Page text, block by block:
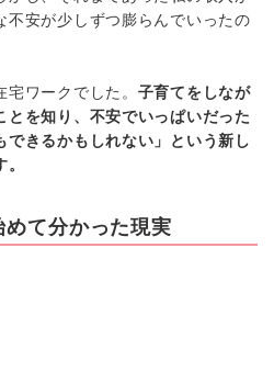
不安が少しずつ膨らんでいったの
ワークでした。 子育てをしなが
とを知り、不安でいっぱいだった
きるかもしれない」という新し
て分かった現実